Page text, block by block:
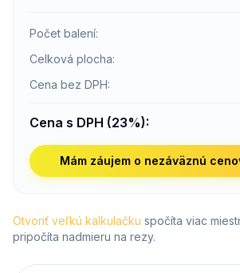
Počet balení:
Celková plocha:
Cena bez DPH:
Cena s DPH (23%):
Mám záujem o nezáväznú
Otvoriť veľkú kalkulačku spočíta viac
pripočíta nadmieru na rezy.